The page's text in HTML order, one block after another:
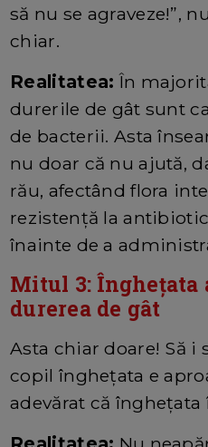
să nu se agraveze!”,
chiar.
Realitatea: În
durerile de gât sunt
de bacterii. Asta
nu doar că nu ajută,
rău, afectând flora
rezistență la
înainte de a
Mitul 3: Înghețata
durerea de gât
Asta chiar doare! Să i
copil înghețata e
adevărat că